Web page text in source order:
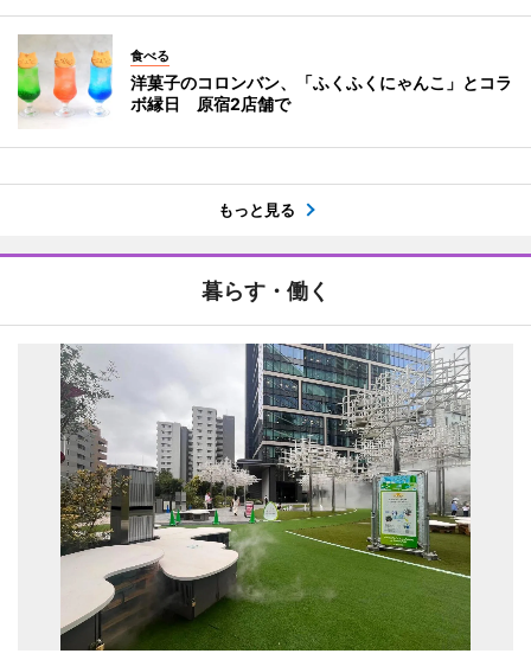
食べる
洋菓子のコロンバン、「ふくふくにゃんこ」とコラ
ボ縁日 原宿2店舗で
もっと見る
暮らす・働く